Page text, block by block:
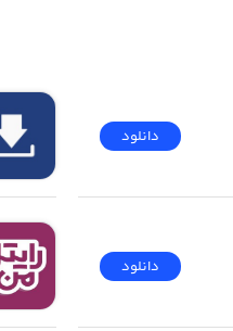
دانلود
دانلود